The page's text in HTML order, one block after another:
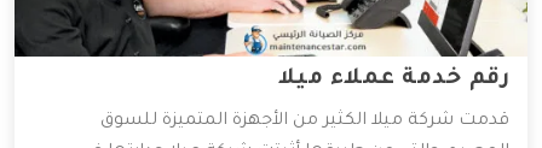
رقم خدمة عملاء ميلا
قدمت شركة ميلا الكثير من الأجهزة المتميزة للسوق